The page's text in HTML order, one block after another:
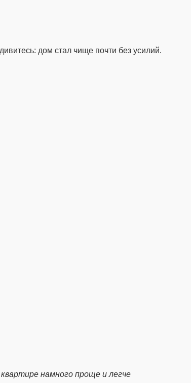
дом стал чище почти без усилий.
намного проще и легче